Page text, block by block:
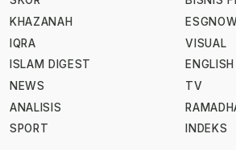
KHAZANAH
IQRA
ISLAM DIGEST
NEWS
ANALISIS
SPORT
VISUAL
ENGLISH
TV
INDEKS